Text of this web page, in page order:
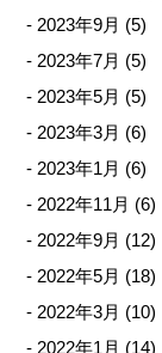
2023年9月 (5)
2023年7月 (5)
2023年5月 (5)
2023年3月 (6)
2023年1月 (6)
2022年11月 (6)
2022年9月 (12)
2022年5月 (18)
2022年3月 (10)
2022年1月 (14)